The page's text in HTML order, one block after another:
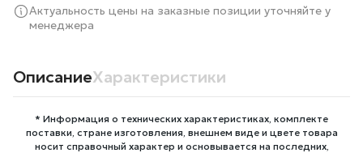
Актуальность цены на заказные позиции уточняйте у
менеджера
ОписаниеХарактеристики
* Информация о технических характеристиках, комплекте
поставки, стране изготовления, внешнем виде и цвете товара
носит справочный характер и основывается на последних,